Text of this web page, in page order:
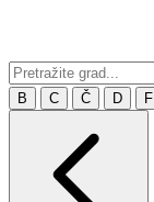
B C Č D F